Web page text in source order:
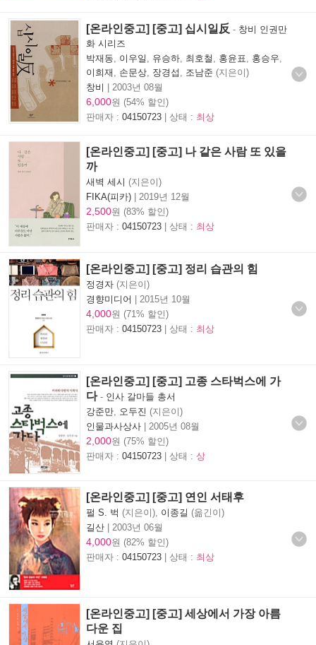
[온라인중고] [중고] 십시일反 - 창비 인권만
화 시리즈
박재동
이우일 유승하 최호철 홍윤표 홍승우
이희재
손문상 장경섭 조남준 (지은이)
창비 | 2003년 08월
6,000원 (54% 할인)
판매자 : 04150723 | 상태 : 최상
[온라인중고] [중고] 나 같은 사람 또 있을
까
새벽 세시 (지은이)
FIKA(피카) | 2019년 12월
2,500원 (83% 할인)
판매자 : 04150723 | 상태 : 최상
[온라인중고] [중고] 정리 습관의 힘
정경자 (지은이)
경향미디어 | 2015년 10월
4,000원 (71% 할인)
판매자 : 04150723 | 상태 : 최상
[온라인중고] [중고] 고종 스타벅스에 가
다- 인사 갈마들 총서
강준만
오두진 (지은이)
인물과사상사 | 2005년 08월
2,000원 (75% 할인)
판매자 : 04150723 | 상태 : 상
[온라인중고] [중고] 연인 서태후
펄 S. 벅 (지은이), 이종길 (옮긴이)
길산 | 2003년 06월
4,000원 (82% 할인)
판매자 : 04150723 | 상태 : 최상
[온라인중고] [중고] 세상에서 가장 아름
다운 집